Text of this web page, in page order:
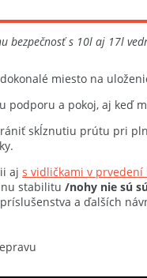
bezpečnosť s 10l aj 17l
miesto na
podporu a pokoj, aj keď
skĺznutiu prútu pri
aj s vidličkami v prvedení
stabilitu /nohy nie sú
a ďalších